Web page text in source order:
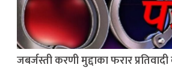
जबर्जस्ती करणी मुद्दाका फरार प्रतिवादी